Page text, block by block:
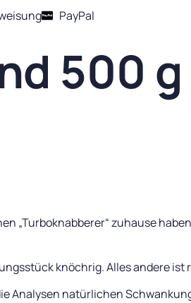
PayPal
500 g
„Turboknabberer“ zuhause
knöchrig. Alles andere ist
Analysen natürlichen